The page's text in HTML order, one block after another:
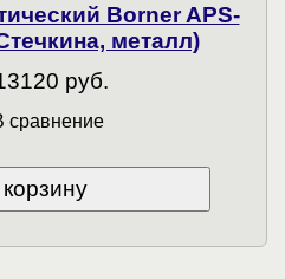
Borner APS-
металл)
руб.
сравнение